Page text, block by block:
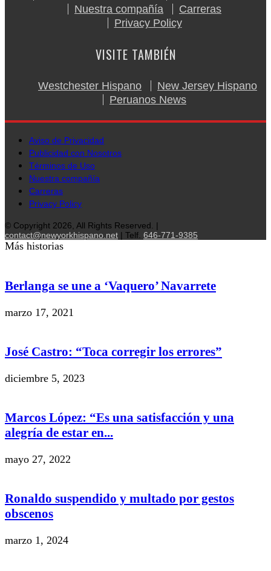
Nuestra compañía
Carreras
Privacy Policy
VISITE TAMBIÉN
Westchester Hispano
New Jersey Hispano
Peruanos News
Aviso de Privacidad
Publicidad con Nosotros
Términos de Uso
Nuestra compañía
Carreras
Privacy Policy
© Copyright 2026, All Rights Reserved. |
contact@newyorkhispano.net | Telf. 646-771-9385
Más historias
Berlanga se une a ‘Vaquero’ Navarrete
marzo 17, 2021
José Castro: “Toca corregir los errores”
diciembre 5, 2023
Marcos López: “Es una satisfacción y una
alegría de estar en...
mayo 27, 2022
Ronaldo suspendido y multado por gestos
obscenos
marzo 1, 2024